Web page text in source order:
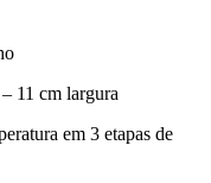
11 cm largura
em 3 etapas de